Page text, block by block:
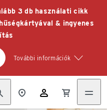
3 db használati cikk
& ingyenes
További információk